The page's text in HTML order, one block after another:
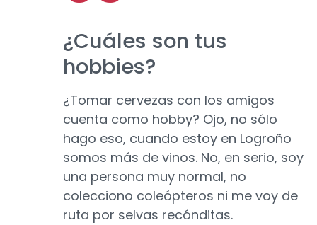
¿Cuáles son tus
hobbies?
¿Tomar cervezas con los amigos
cuenta como hobby? Ojo, no sólo
hago eso, cuando estoy en Logroño
somos más de vinos. No, en serio, soy
una persona muy normal, no
colecciono coleópteros ni me voy de
ruta por selvas recónditas.